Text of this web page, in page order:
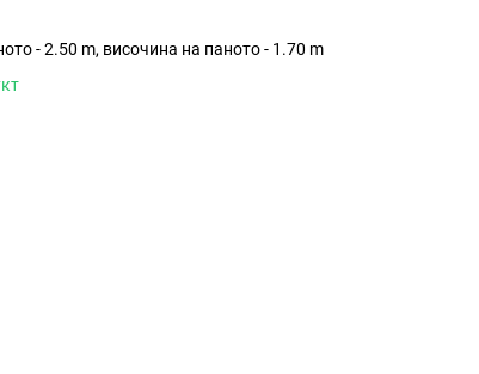
- 2.50 m, височина на паното - 1.70 m